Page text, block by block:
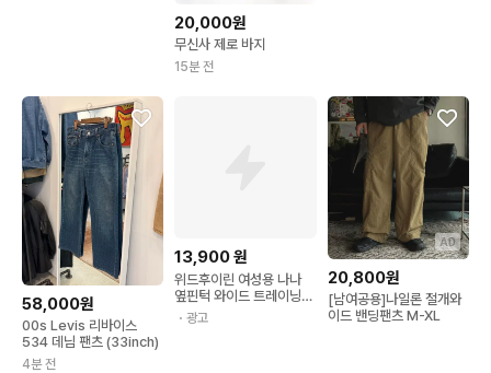
20,000원
무신사 제로 바지
15분 전
58,000원
00s Levis 리바이스
534 데님 팬츠 (33inch)
4분 전
13,900원
위드후이린 여성용 나나
옆핀턱 와이드 트레이닝
밴딩 팬츠
・광고
AD
20,800원
[남여공용]나일론 절개와
이드 밴딩팬츠 M-XL